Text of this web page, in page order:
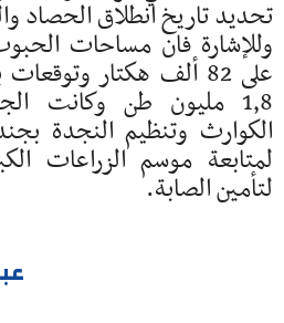
تحديد تاريخ انطلاق الحصاد
وللإشارة فان مساحات
على 82 ألف هكتار
1٫8 مليون طن وكانت
الكوارث وتنظيم النجدة
لمتابعة موسم الزراعات
لتأمين الصابة.